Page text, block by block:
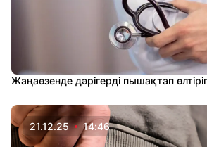
Жаңаөзенде дәрігерді пышақтап
21.12.25 14:46